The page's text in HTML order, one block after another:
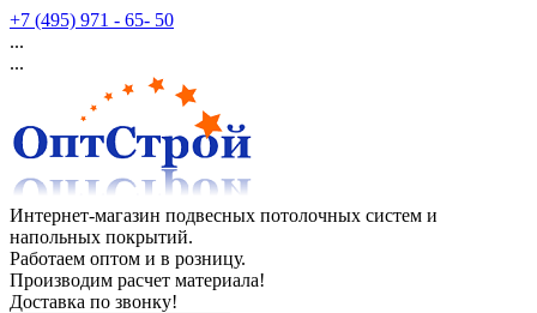
+7 (495) 971 - 65- 50
...
...
Интернет-магазин подвесных потолочных систем и
напольных покрытий.
Работаем оптом и в розницу.
Производим расчет материала!
Доставка по звонку!